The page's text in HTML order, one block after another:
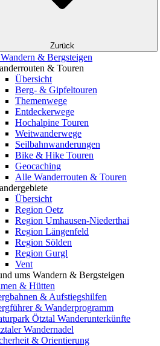
Zurück
& Bergsteigen
& Touren
Übersicht
Berg- & Gipfeltouren
Themenwege
Entdeckerwege
Hochalpine Touren
Weitwanderwege
Seilbahnwanderungen
Bike & Hike Touren
Geocaching
Alle Wanderrouten & Touren
Übersicht
Region Oetz
Region Umhausen-Niederthai
Region Längenfeld
Region Sölden
Region Gurgl
Vent
ums Wandern & Bergsteigen
& Hütten
& Aufstiegshilfen
& Wanderprogramm
Ötztal Wanderunterkünfte
Wandernadel
& Orientierung